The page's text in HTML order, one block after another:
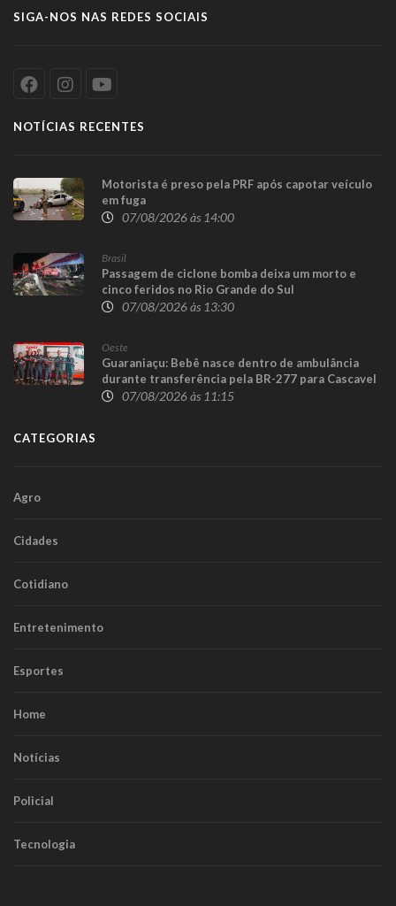
SIGA-NOS NAS REDES SOCIAIS
NOTÍCIAS RECENTES
Motorista é preso pela PRF após capotar veículo
em fuga
07/08/2026 às 14:00
Brasil
Passagem de ciclone bomba deixa um morto e
cinco feridos no Rio Grande do Sul
07/08/2026 às 13:30
Oeste
Guaraniaçu: Bebê nasce dentro de ambulância
durante transferência pela BR-277 para Cascavel
07/08/2026 às 11:15
CATEGORIAS
Agro
Cidades
Cotidiano
Entretenimento
Esportes
Home
Notícias
Policial
Tecnologia